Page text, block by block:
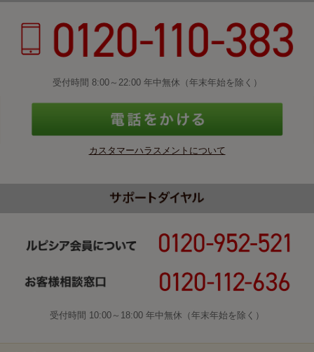
受付時間 8:00～22:00 年中無休（年末年始を除く）
カスタマーハラスメントについて
受付時間 10:00～18:00 年中無休（年末年始を除く）